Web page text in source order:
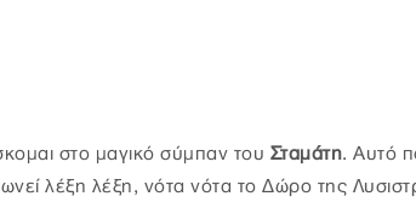
στο μαγικό σύμπαν του Σταμάτη. Αυτό
λέξη λέξη, νότα νότα το Δώρο της